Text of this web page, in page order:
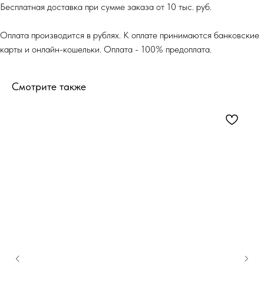
Бесплатная доставка при сумме заказа от 10 тыс. руб.
Оплата производится в рублях. К оплате принимаются банковские
карты и онлайн-кошельки. Оплата - 100% предоплата.
Смотрите также